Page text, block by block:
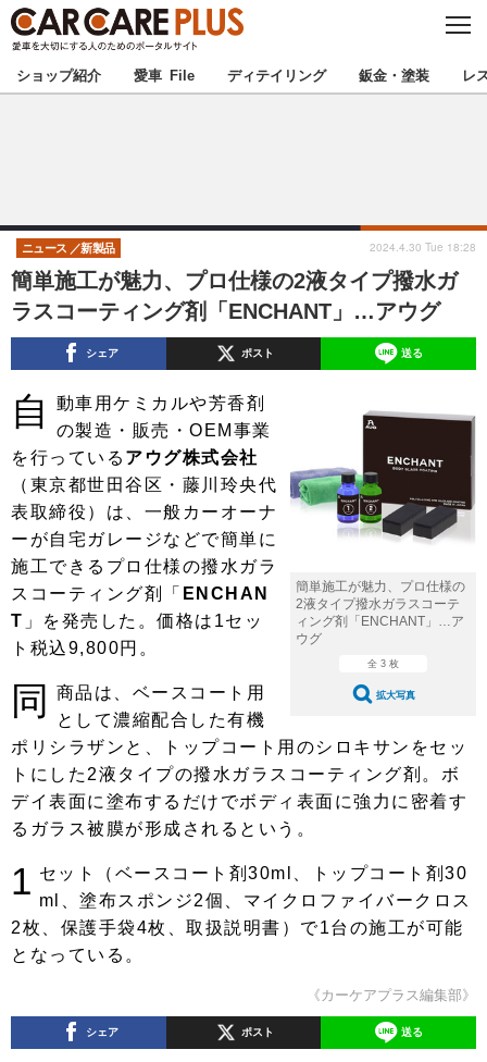
C
S
E
★カーケアプラス認定★ 厳選プロショップを地域から探す
甲信越 北陸
東海 関西
中国 四国
九州
注目の記事
ショップレポート 愛車 File
自動車豆知識 ストップ！不具合修理＆粗悪修理
鈑金・塗装
ディテイリング
ディテイリング 洗車
ヘッドライト磨き コーティング
フィルム・ラッピング
鈑金・塗装
小キズ直し 防錆
特集記事
ストップ 不具合修理＆粗悪修理
カーメーカー「旧車」関連プロジェ
コラム
ショップ紹介
カーメーカー「旧車」関連プロジ
ェクト
インタビュー
イベント
イベント告知 イベントレポート
ショップ紹介 愛車 File ディテイリング 鈑金・塗装 レ
簡単施工が魅力、プロ仕様の2液タイプ撥水ガ
ラスコーティング剤「ENCHANT」…アウグ
ニュース 新製品 2024.4.30 Tue 18:28
シェア ポスト 送る
簡単施工が魅力、プロ仕様の
2液タイプ撥水ガラスコーテ
ィング剤「ENCHANT」…ア
ウグ
全 3 枚
拡大写真
自
動車用ケミカルや芳香剤
の製造・販売・OEM事業
を行っている アウグ株式会社
（東京都世田谷区・藤川玲央代
表取締役）は、一般カーオーナ
ーが自宅ガレージなどで簡単に
施工できるプロ仕様の撥水ガラ
スコーティング剤「
ENCHAN
T 」を発売した。価格は1セッ
ト税込9,800円。
同
商品は、ベースコート用
として濃縮配合した有機
ポリシラザンと、トップコート用のシロキサンをセッ
トにした2液タイプの撥水ガラスコーティング剤。ボ
デイ表面に塗布するだけでボディ表面に強力に密着す
るガラス被膜が形成されるという。
1 セット（ベースコート剤30ml、トップコート剤30
ml、塗布スポンジ2個、マイクロファイバークロス
2枚、保護手袋4枚、取扱説明書）で1台の施工が可能
となっている。
《カーケアプラス編集部》
シェア ポスト 送る